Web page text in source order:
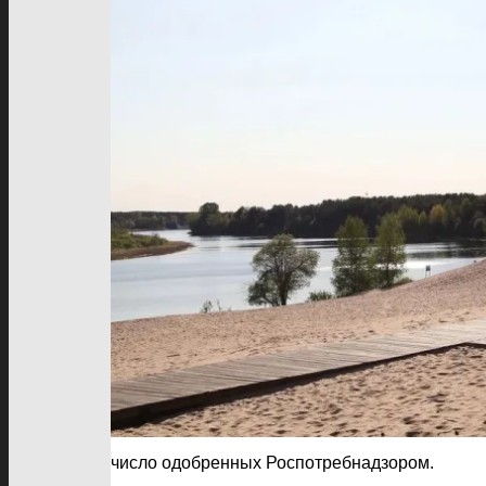
число одобренных Роспотребнадзором.